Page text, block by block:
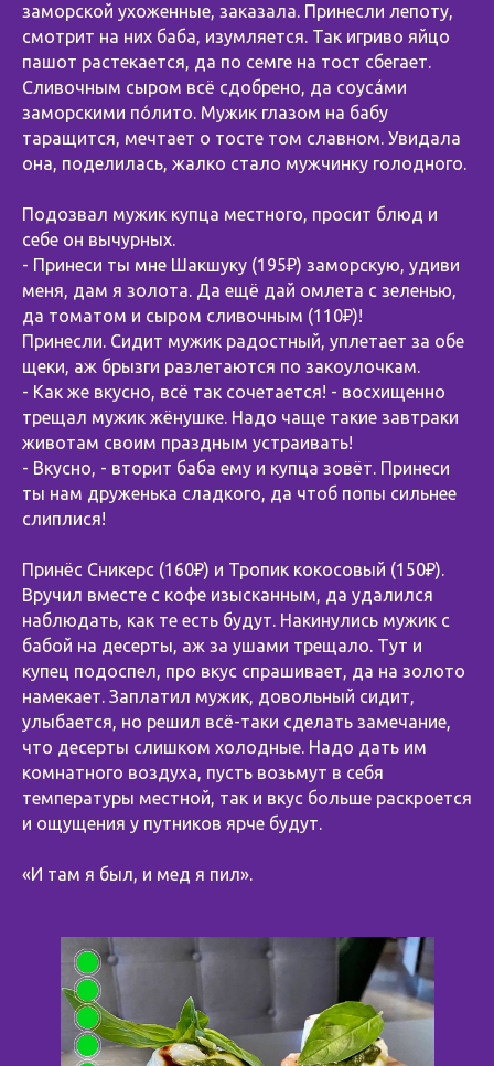
заморской ухоженные, заказала. Принесли лепоту,
смотрит на них баба, изумляется. Так игриво яйцо
пашот растекается, да по семге на тост сбегает.
Сливочным сыром всё сдобрено, да соусáми
заморскими пóлито. Мужик глазом на бабу
таращится, мечтает о тосте том славном. Увидала
она, поделилась, жалко стало мужчинку голодного.
Подозвал мужик купца местного, просит блюд и
себе он вычурных.
- Принеси ты мне Шакшуку (195₽) заморскую, удиви
меня, дам я золота. Да ещё дай омлета с зеленью,
да томатом и сыром сливочным (110₽)!
Принесли. Сидит мужик радостный, уплетает за обе
щеки, аж брызги разлетаются по закоулочкам.
- Как же вкусно, всё так сочетается! - восхищенно
трещал мужик жёнушке. Надо чаще такие завтраки
животам своим праздным устраивать!
- Вкусно, - вторит баба ему и купца зовёт. Принеси
ты нам друженька сладкого, да чтоб попы сильнее
слиплися!
Принёс Сникерс (160₽) и Тропик кокосовый (150₽).
Вручил вместе с кофе изысканным, да удалился
наблюдать, как те есть будут. Накинулись мужик с
бабой на десерты, аж за ушами трещало. Тут и
купец подоспел, про вкус спрашивает, да на золото
намекает. Заплатил мужик, довольный сидит,
улыбается, но решил всё-таки сделать замечание,
что десерты слишком холодные. Надо дать им
комнатного воздуха, пусть возьмут в себя
температуры местной, так и вкус больше раскроется
и ощущения у путников ярче будут.
«И там я был, и мед я пил».